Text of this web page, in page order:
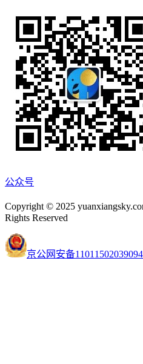
公众号
Copyright © 2025
Rights Reserved
京公网安备